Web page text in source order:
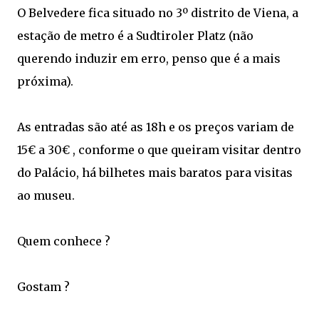
O Belvedere fica situado no 3º distrito de Viena, a
estação de metro é a Sudtiroler Platz (não
querendo induzir em erro, penso que é a mais
próxima).
As entradas são até as 18h e os preços variam de
15€ a 30€ , conforme o que queiram visitar dentro
do Palácio, há bilhetes mais baratos para visitas
ao museu.
Quem conhece ?
Gostam ?